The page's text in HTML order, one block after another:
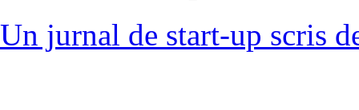
Un jurnal de start-up scris